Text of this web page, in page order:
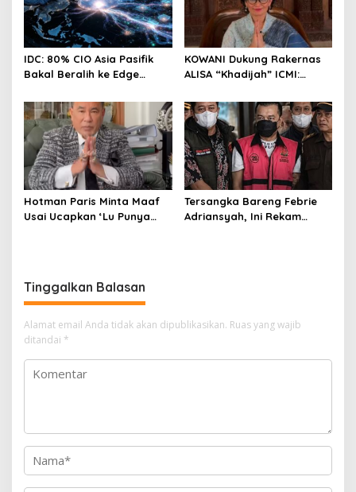
IDC: 80% CIO Asia Pasifik
Bakal Beralih ke Edge
pada 2027
KOWANI Dukung Rakernas
ALISA “Khadijah” ICMI:
Menuju Indonesia Emas
Hotman Paris Minta Maaf
Usai Ucapkan ‘Lu Punya
Tersangka Bareng Febrie
Adriansyah, Ini Rekam
Tinggalkan Balasan
Alamat email Anda tidak akan dipublikasikan. Ruas yang wajib
ditandai *